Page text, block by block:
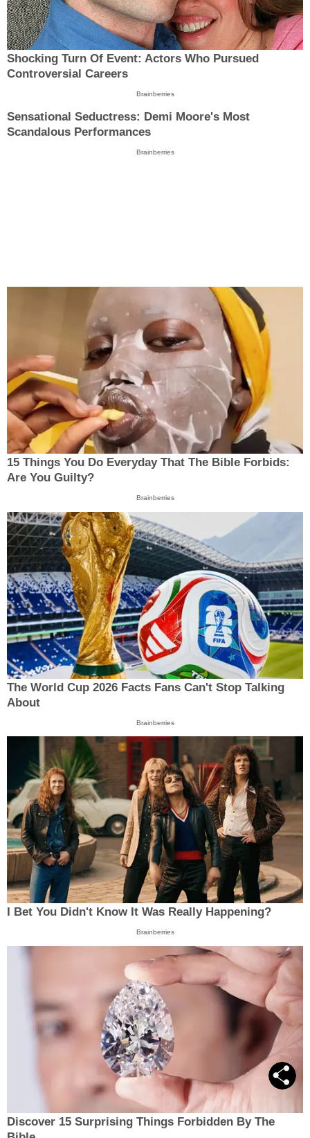
Shocking Turn Of Event: Actors Who Pursued
Controversial Careers
Brainberries
Sensational Seductress: Demi Moore's Most
Scandalous Performances
Brainberries
15 Things You Do Everyday That The Bible Forbids:
Are You Guilty?
Brainberries
The World Cup 2026 Facts Fans Can't Stop Talking
About
Brainberries
I Bet You Didn't Know It Was Really Happening?
Brainberries
Discover 15 Surprising Things Forbidden By The